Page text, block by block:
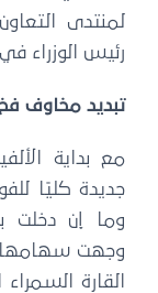
لمنتدى
رئيس الوزراء في
تبديد مخاوف فخ
مع بداية
جديدة كليًا
وما إن دخلت
وجهت سهامها
القارة